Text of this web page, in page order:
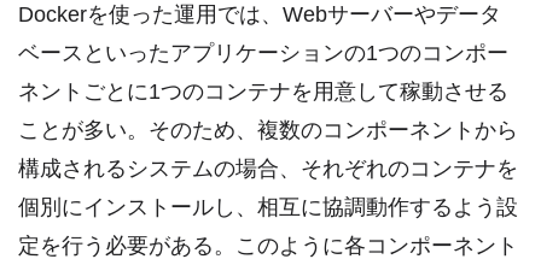
Dockerを使った運用では、Webサーバーやデータ
ベースといったアプリケーションの1つのコンポー
ネントごとに1つのコンテナを用意して稼動させる
ことが多い。そのため、複数のコンポーネントから
構成されるシステムの場合、それぞれのコンテナを
個別にインストールし、相互に協調動作するよう設
定を行う必要がある。このように各コンポーネント